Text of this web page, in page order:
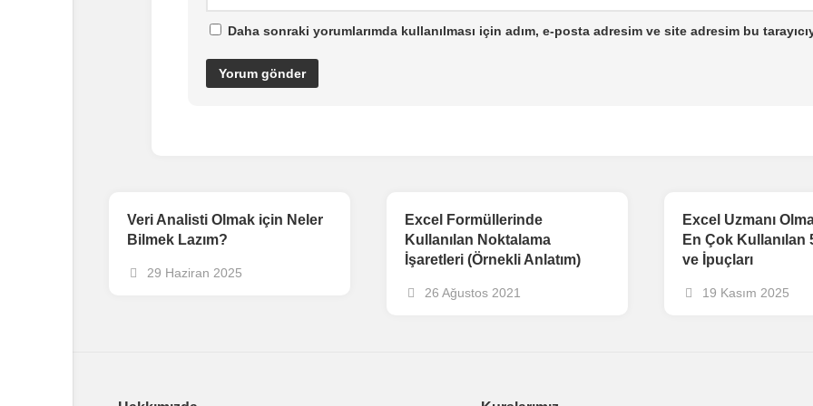
Daha sonraki yorumlarımda kullanılması için adım, e-posta adresim ve site adresim bu
Veri Analisti Olmak için Neler
Bilmek Lazım?
29 Haziran 2025
Excel Formüllerinde
Kullanılan Noktalama
İşaretleri (Örnekli Anlatım)
26 Ağustos 2021
Excel Uzmanı
En Çok Kullanılan
ve İpuçları
19 Kasım 2025